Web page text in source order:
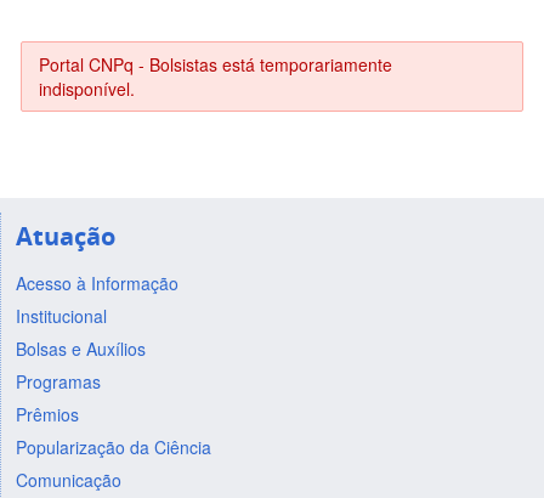
Portal CNPq - Bolsistas está temporariamente
indisponível.
Atuação
Acesso à Informação
Institucional
Bolsas e Auxílios
Programas
Prêmios
Popularização da Ciência
Comunicação